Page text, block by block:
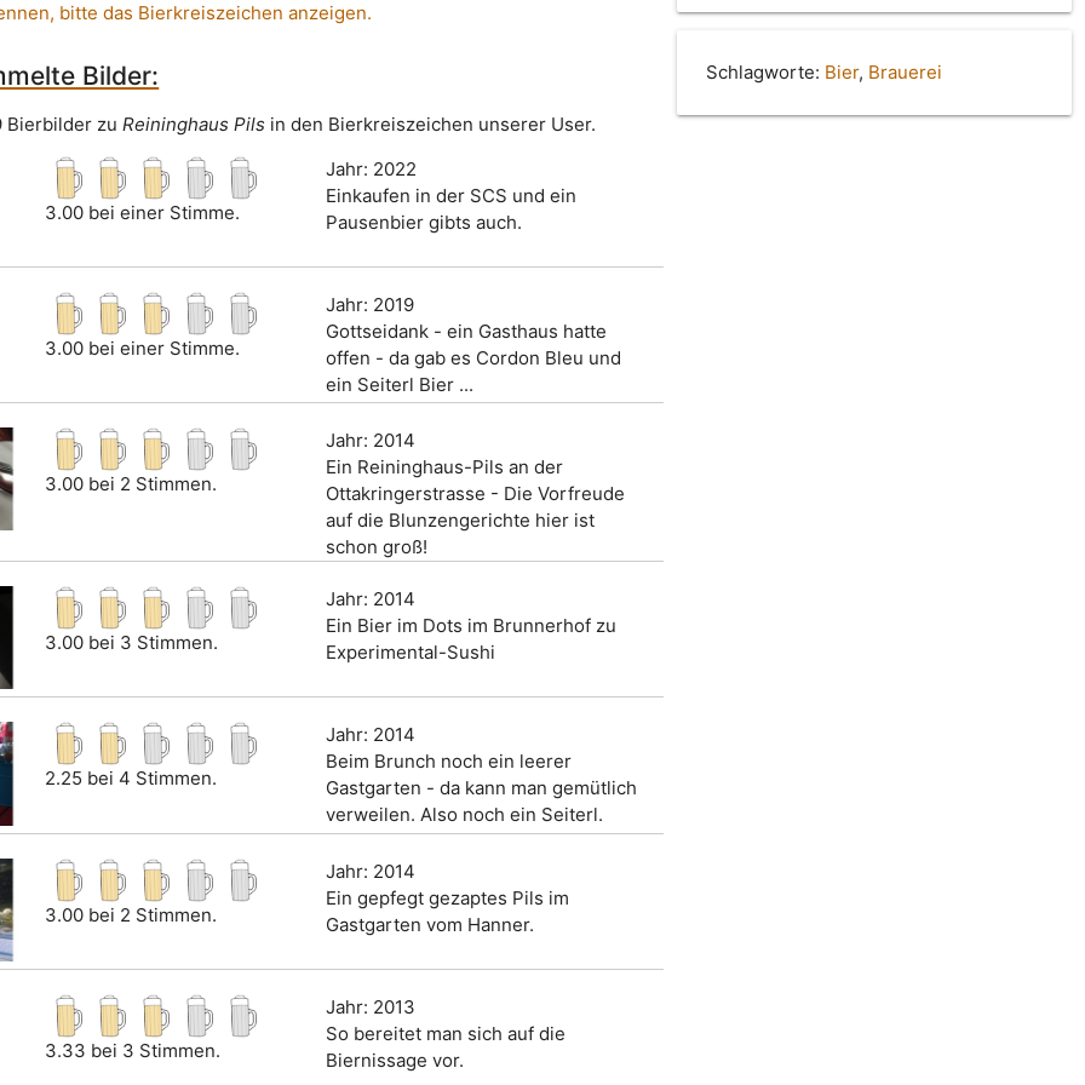
bitte das Bierkreiszeichen anzeigen.
Bilder:
Bierbilder zuReininghaus Pils in den Bierkreiszeichen unserer User.
3.00 bei einer Stimme.
Jahr: 2022
Einkaufen in der SCS und ein
Pausenbier gibts auch.
3.00 bei einer Stimme.
Jahr: 2019
Gottseidank - ein Gasthaus hatte
offen - da gab es Cordon Bleu und
ein Seiterl Bier ...
3.00 bei 2 Stimmen.
Jahr: 2014
Ein Reininghaus-Pils an der
Ottakringerstrasse - Die Vorfreude
auf die Blunzengerichte hier ist
schon groß!
3.00 bei 3 Stimmen.
Jahr: 2014
Ein Bier im Dots im Brunnerhof zu
Experimental-Sushi
2.25 bei 4 Stimmen.
Jahr: 2014
Beim Brunch noch ein leerer
Gastgarten - da kann man gemütlich
verweilen. Also noch ein Seiterl.
3.00 bei 2 Stimmen.
Jahr: 2014
Ein gepfegt gezaptes Pils im
Gastgarten vom Hanner.
3.33 bei 3 Stimmen.
Jahr: 2013
So bereitet man sich auf die
Biernissage vor.
Schlagworte: Bier, Brauerei